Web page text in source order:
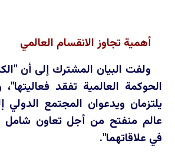
أهمية تجاوز الانقسام العالمي
ولفت البيان المشترك إلى أن
الحوكمة العالمية تفقد
يلتزمان ويدعوان المجتمع الدولي
عالم منفتح من أجل تعاون شامل
في علاقاتهما".